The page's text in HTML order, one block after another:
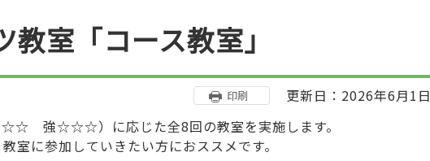
室「コース教室」
印刷
更新日：2026年6月1日
強☆☆☆）に応じた全8回の教室を実施します。
に参加していきたい方におススメです。